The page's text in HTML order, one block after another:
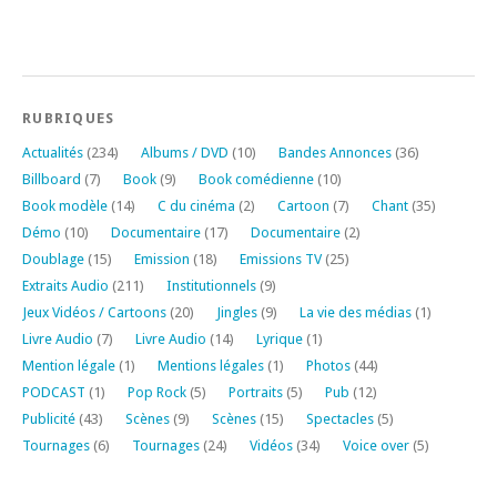
RUBRIQUES
Actualités (234) Albums / DVD (10) Bandes Annonces (36)
Billboard (7) Book (9) Book comédienne (10)
Book modèle (14) C du cinéma (2) Cartoon (7) Chant (35)
Démo (10) Documentaire (17) Documentaire (2)
Doublage (15) Emission (18) Emissions TV(25)
Extraits Audio (211) Institutionnels (9)
Jeux Vidéos / Cartoons (20) Jingles (9) La vie des médias (1)
Livre Audio (7) Livre Audio (14) Lyrique (1)
Mention légale (1) Mentions légales (1) Photos (44)
PODCAST (1) Pop Rock (5) Portraits (5) Pub (12)
Publicité (43) Scènes (9) Scènes (15) Spectacles (5)
Tournages (6) Tournages (24) Vidéos (34) Voice over (5)